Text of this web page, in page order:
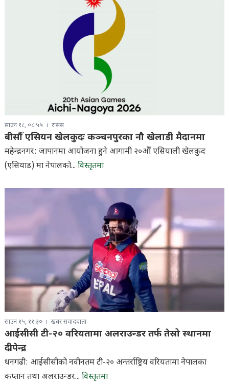
साउन १८, ०८:५५ रासस
बीसौँ एसियन खेलकुदः कञ्चनपुरका नौ खेलाडी मैदानमा
महेन्द्रनगर: जापानमा आयोजना हुने आगामी २०औँ एसियाली खेलकुद
(एसियाड) मा नेपालको... विस्तृतमा
साउन १५, ११:३० खबर संवाददाता
आईसीसी टी-२० वरियतामा अलराउन्डर तर्फ तेस्रो स्थानमा
दीपेन्द्र
धनगढी: आईसीसीको नवीनतम टी-२० अन्तर्राष्ट्रिय वरियतामा नेपालका
कप्तान तथा अलराउन्डर... विस्तृतमा